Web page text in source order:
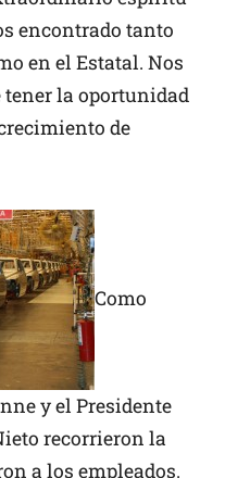
encontrado tanto
en el Estatal. Nos
la oportunidad
de
Como
y el Presidente
recorrieron la
a los empleados.